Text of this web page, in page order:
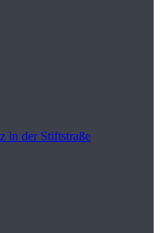
in der Stiftstraße